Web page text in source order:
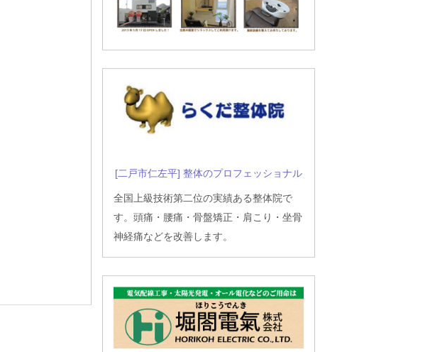
[二戸市仁左平] 整体のプロフェッショナル
全国上級技術第二位の実績ある整体院で
す。頭痛・腰痛・骨盤矯正・肩こり・坐骨
神経痛などを改善します。